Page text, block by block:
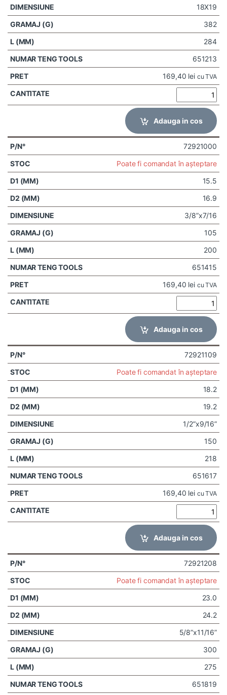
18X19
382
284
651213
169,40 lei cu TVA
Adauga in cos
72921000
Poate fi comandat în așteptare
15.5
16.9
3/8”x7/16
105
200
651415
169,40 lei cu TVA
Adauga in cos
72921109
Poate fi comandat în așteptare
18.2
19.2
1/2”x9/16”
150
218
651617
169,40 lei cu TVA
Adauga in cos
72921208
Poate fi comandat în așteptare
23.0
24.2
5/8”x11/16”
300
275
651819